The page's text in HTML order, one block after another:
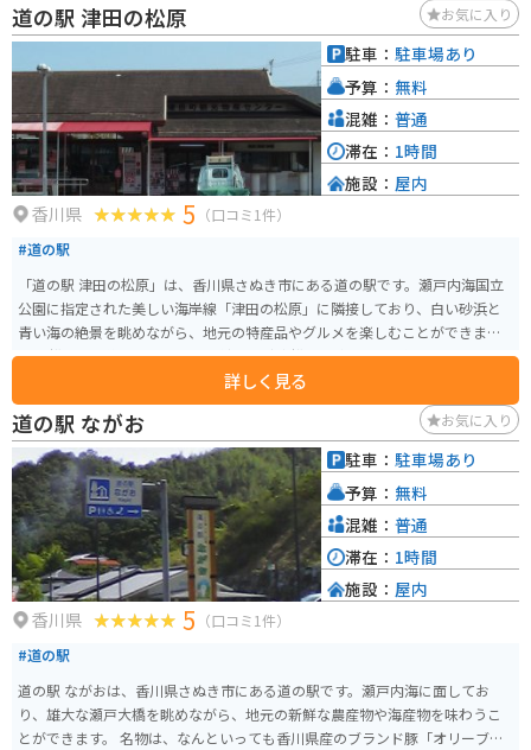
道の駅 津田の松原 お気に入り
香川県 5 （口コミ1件）
#道の駅
「道の駅 津田の松原」は、香川県さぬき市にある道の駅です。瀬戸内海国立
公園に指定された美しい海岸線「津田の松原」に隣接しており、白い砂浜と
青い海の絶景を眺めながら、地元の特産品やグルメを楽しむことができま
す。 松原は、約1kmにわたって続く白砂青松の景勝地として知られており、
海水浴や散策に最適です。また、周辺には、瀬戸内海を望む絶景露天風呂が
人気の「さぬき温泉」や、四国八十八ヶ所霊場の第86番札所である「志度
寺」など、観光スポットも充実しています。 バイクで訪れる場合、道の駅に
は広い駐車場が完備されているので安心です。周辺の海岸線は、信号も少な
く、景色が良いのでツーリングにも最適です。道の駅では、地元産の新鮮な
野菜や果物、海産物などが販売されているほか、さぬきうどんや海鮮丼など
のグルメも楽しめます。特に、瀬戸内海でとれた新鮮な魚介を使った料理は
おすすめです。
詳しく見る
駐車： 駐車場あり
予算： 無料
混雑： 普通
滞在： 1時間
施設： 屋内
道の駅 ながお お気に入り
香川県 5 （口コミ1件）
#道の駅
道の駅 ながおは、香川県さぬき市にある道の駅です。瀬戸内海に面してお
り、雄大な瀬戸大橋を眺めながら、地元の新鮮な農産物や海産物を味わうこ
とができます。 名物は、なんといっても香川県産のブランド豚「オリーブ
駐車： 駐車場あり
予算： 無料
混雑： 普通
滞在： 1時間
施設： 屋内